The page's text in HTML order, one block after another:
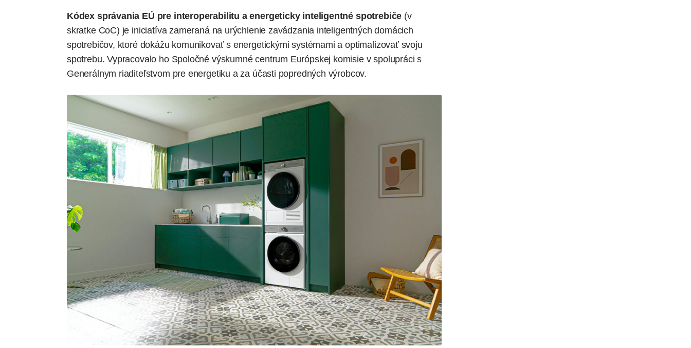
Kódex správania EÚ pre interoperabilitu a energeticky inteligentné spotrebiče (v
skratke CoC) je iniciatíva zameraná na urýchlenie zavádzania inteligentných domácich
spotrebičov, ktoré dokážu komunikovať s energetickými systémami a optimalizovať svoju
spotrebu. Vypracovalo ho Spoločné výskumné centrum Európskej komisie v spolupráci s
Generálnym riaditeľstvom pre energetiku a za účasti popredných výrobcov.